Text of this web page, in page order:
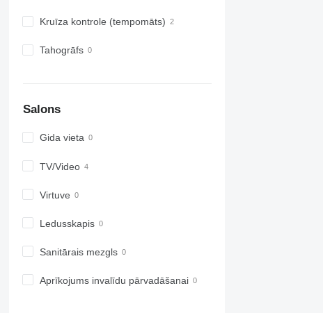
Kruīza kontrole (tempomāts)
Tahogrāfs
Salons
Gida vieta
TV/Video
Virtuve
Ledusskapis
Sanitārais mezgls
Aprīkojums invalīdu pārvadāšanai